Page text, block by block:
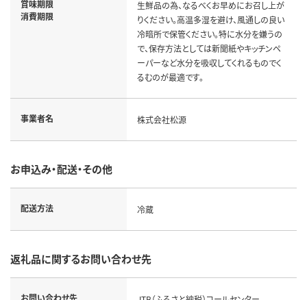
賞味期限
消費期限
生鮮品の為、なるべくお早めにお召し上が
りください。高温多湿を避け、風通しの良い
冷暗所で保管ください。特に水分を嫌うの
で、保存方法としては新聞紙やキッチンペ
ーパーなど水分を吸収してくれるものでく
るむのが最適です。
事業者名 株式会社松源
お申込み・配送・その他
配送方法 冷蔵
返礼品に関するお問い合わせ先
お問い合わせ先